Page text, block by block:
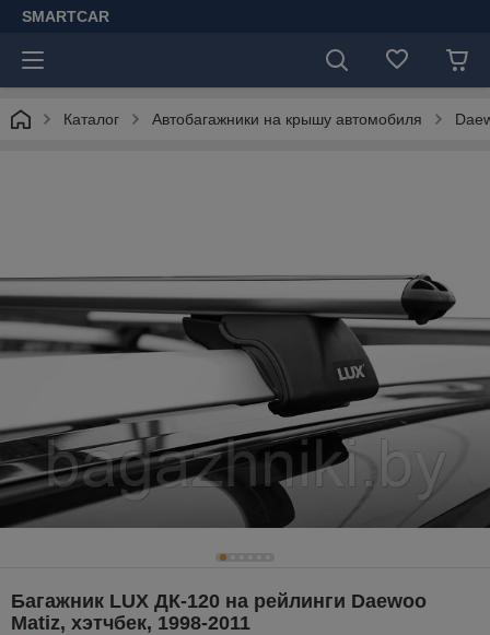
SMARTCAR
Каталог Автобагажники на крышу автомобиля
Багажник LUX ДК-120 на рейлинги Daewoo
Matiz, хэтчбек, 1998-2011